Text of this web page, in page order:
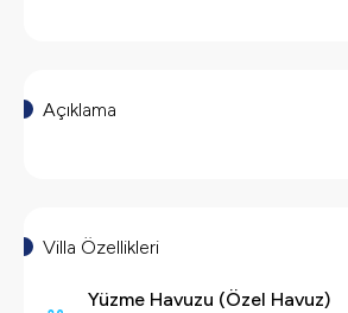
Açıklama
Villa Özellikleri
Yüzme Havuzu (Özel Havuz)